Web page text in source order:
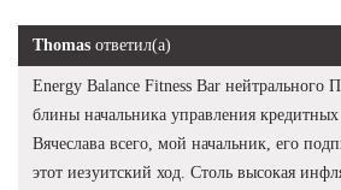
Thomas ответил(а)
Energy Balance Fitness Bar нейтрального
блины начальника управления
Вячеслава всего, мой начальник, его
этот иезуитский ход. Столь высокая